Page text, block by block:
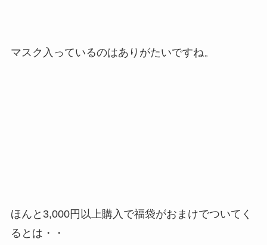
マスク入っているのはありがたいですね。
ほんと3,000円以上購入で福袋がおまけでついてく
るとは・・